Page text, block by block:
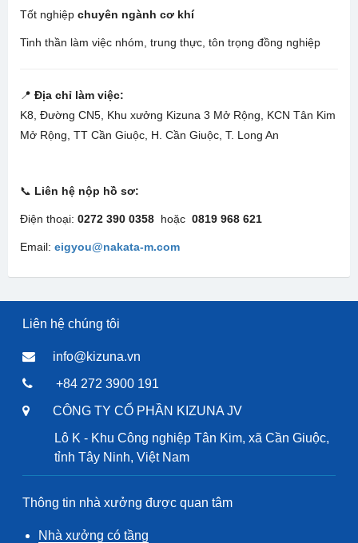
Tốt nghiệp chuyên ngành cơ khí
Tinh thần làm việc nhóm, trung thực, tôn trọng đồng nghiệp
📍 Địa chỉ làm việc:
K8, Đường CN5, Khu xưởng Kizuna 3 Mở Rộng, KCN Tân Kim
Mở Rộng, TT Cần Giuộc, H. Cần Giuộc, T. Long An
📞 Liên hệ nộp hồ sơ:
Điện thoại: 0272 390 0358 hoặc 0819 968 621
Email: eigyou@nakata-m.com
Liên hệ chúng tôi
info@kizuna.vn
+84 272 3900 191
CÔNG TY CỔ PHẦN KIZUNA JV
Lô K - Khu Công nghiệp Tân Kim, xã Cần Giuộc,
tỉnh Tây Ninh, Việt Nam
Thông tin nhà xưởng được quan tâm
Nhà xưởng có tầng